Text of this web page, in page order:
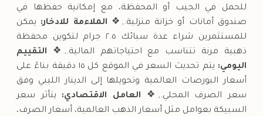
للحمل في الجيب أو المحفظة، مع إمكانية حفظها في
صندوق أمانات أو خزانة منزلية.,❖ الملاءمة للادخار: يمكن
للمستثمرين شراء عدة سبائك ٢.٥ جرام لتكوين محفظة
ذهبية مرنة تتناسب مع احتياجاتهم المالية.,❖ التقييم
اليومي:
يتم تحديث السعر في الموقع كل ١٥ دقيقة بناءً على
أسعار البورصات العالمية وتحويلها إلى الدينار الليبي وفق
سعر الصرف المحلي.,❖ العامل الاقتصادي: يتأثر سعر
السبيكة بعوامل مثل أسعار الذهب العالمية، أسعار الصرف،